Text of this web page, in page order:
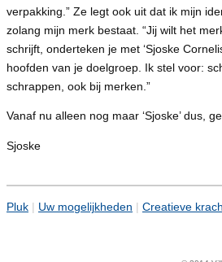
verpakking.” Ze legt ook uit dat ik mijn
zolang mijn merk bestaat. “Jij wilt het
schrijft, onderteken je met ‘Sjoske
hoofden van je doelgroep. Ik stel voor:
schrappen, ook bij merken.”
Vanaf nu alleen nog maar ‘Sjoske’ dus,
Sjoske
Pluk Uw mogelijkheden Creatieve